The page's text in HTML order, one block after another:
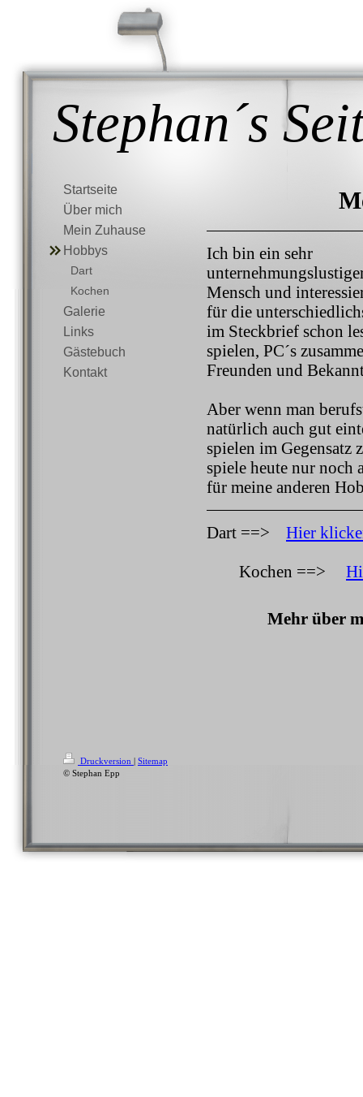
Stephan´s
Startseite
Über mich
Mein Zuhause
Hobbys
Dart
Kochen
Galerie
Links
Gästebuch
Kontakt
Ich bin ein sehr
Mensch und
für die
im Steckbrief schon
spielen, PC´s
Freunden und
Aber wenn man
natürlich auch gut
spielen im Gegensatz
spiele heute nur noch
für meine anderen
Dart ==> Hier
Kochen ==>
Mehr über
Druckversion | Sitemap
© Stephan Epp